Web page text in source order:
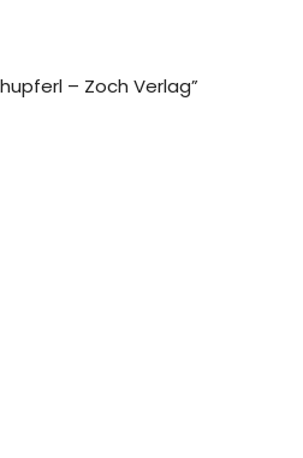
– Zoch Verlag”